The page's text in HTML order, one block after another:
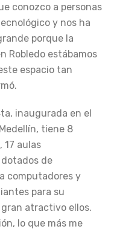
conozco a personas
y nos ha
porque la
Robledo estábamos
espacio tan
inaugurada en el
tiene 8
17 aulas
de
computadores y
para su
atractivo ellos.
lo que más me